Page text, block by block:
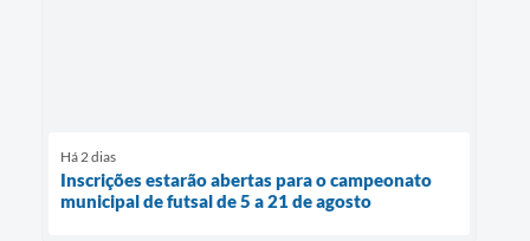
Há 2 dias
Inscrições estarão abertas para o campeonato
municipal de futsal de 5 a 21 de agosto